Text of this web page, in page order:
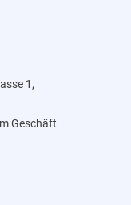
1,
Geschäft